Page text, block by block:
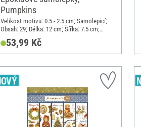
Pumpkins
Velikost motivu: 0.5 - 2.5 cm; Samolepicí;
Obsah: 29; Délka: 12 cm; Šířka: 7.5 cm;
Materiál: Syntetická pryskyřice
53,99 Kč